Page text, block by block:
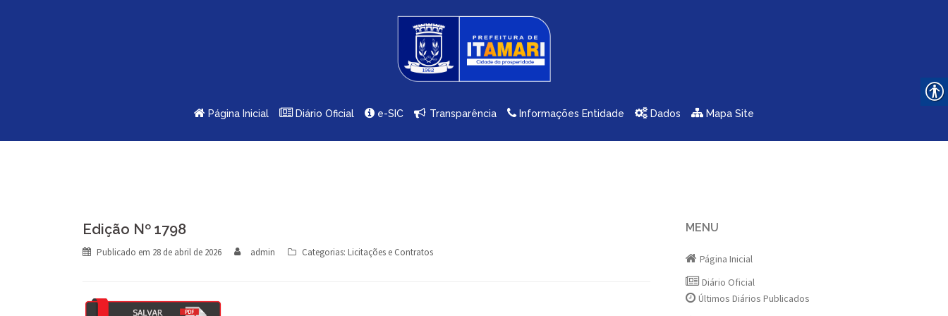
Página Inicial Diário Oficial e-SIC Transparência Informações Entidade Dados Mapa Site
Edição Nº 1798
Publicado em 28 de abril de 2026 admin Categorias: Licitações e Contratos
MENU
Página Inicial
Diário Oficial
Últimos Diários Publicados